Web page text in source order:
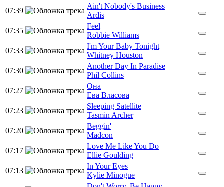
07:39
Ain't Nobody's Business
Ardis
07:35
Feel
Robbie Williams
07:33
I'm Your Baby Tonight
Whitney Houston
07:30
Another Day In Paradise
Phil Collins
07:27
Она
Ева Власова
07:23
Sleeping Satellite
Tasmin Archer
07:20
Beggin'
Madcon
07:17
Love Me Like You Do
Ellie Goulding
07:13
In Your Eyes
Kylie Minogue